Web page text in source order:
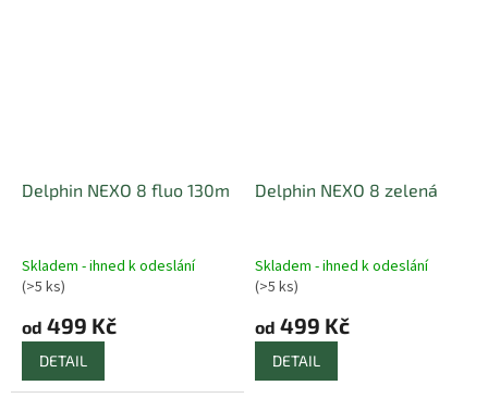
Delphin NEXO 8 fluo 130m
Skladem - ihned k odeslání
(>5 ks)
od 499 Kč
DETAIL
Delphin NEXO 8 zelená
Skladem - ihned k odeslání
(>5 ks)
od 499 Kč
DETAIL